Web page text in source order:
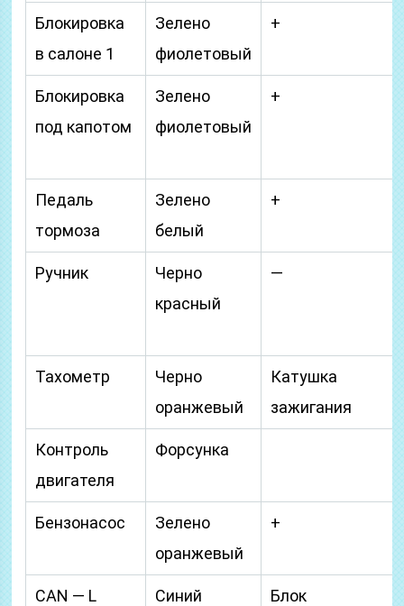
Блокировка
в салоне 1
Зелено
фиолетовый
+
Блокировка
под капотом
Зелено
фиолетовый
+
Педаль
тормоза
Зелено
белый
+
Ручник
Черно
красный
—
Тахометр
Черно
оранжевый
Катушка
зажигания
Контроль
двигателя
Форсунка
Бензонасос
Зелено
оранжевый
+
CAN — L Синий
Блок